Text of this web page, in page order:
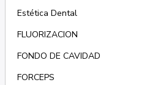
Estética Dental
FLUORIZACION
FONDO DE CAVIDAD
FORCEPS